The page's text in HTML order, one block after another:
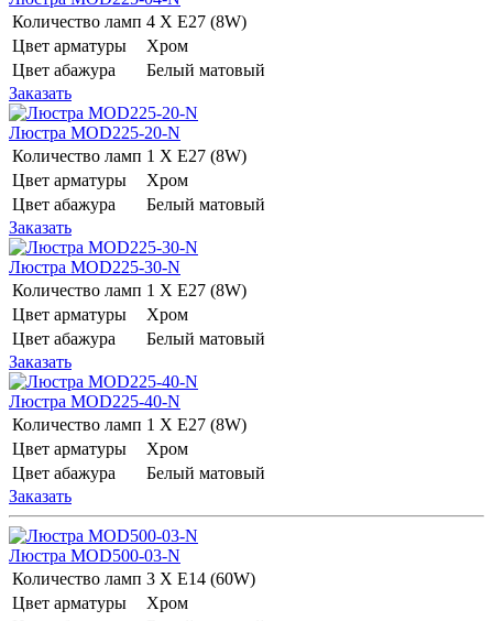
Количество ламп 4 Х E27 (8W)
Цвет арматуры
Хром
Цвет абажура
Белый матовый
Заказать
Люстра MOD225-20-N
Количество ламп 1 Х E27 (8W)
Цвет арматуры
Хром
Цвет абажура
Белый матовый
Заказать
Люстра MOD225-30-N
Количество ламп 1 Х E27 (8W)
Цвет арматуры
Хром
Цвет абажура
Белый матовый
Заказать
Люстра MOD225-40-N
Количество ламп 1 Х E27 (8W)
Цвет арматуры
Хром
Цвет абажура
Белый матовый
Заказать
Люстра MOD500-03-N
Количество ламп 3 Х E14 (60W)
Цвет арматуры
Хром